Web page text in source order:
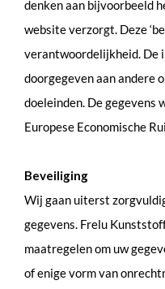
denken aan bijvoorbeeld
website verzorgt. Deze
verantwoordelijkheid. De
doorgegeven aan andere
doeleinden. De gegevens
Europese Economische
Beveiliging
Wij gaan uiterst
gegevens. Frelu
maatregelen om uw
of enige vorm van